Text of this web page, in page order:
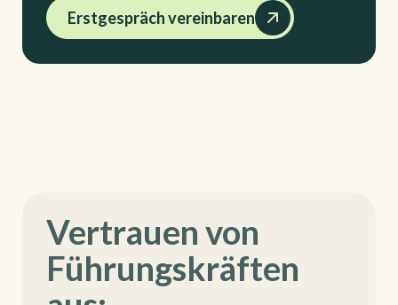
Erstgespräch vereinbaren
Vertrauen von
Führungskräften